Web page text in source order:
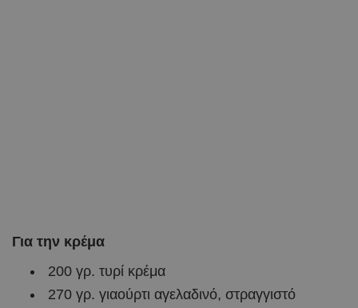
Για την κρέμα
200 γρ. τυρί κρέμα
270 γρ. γιαούρτι αγελαδινό, στραγγιστό